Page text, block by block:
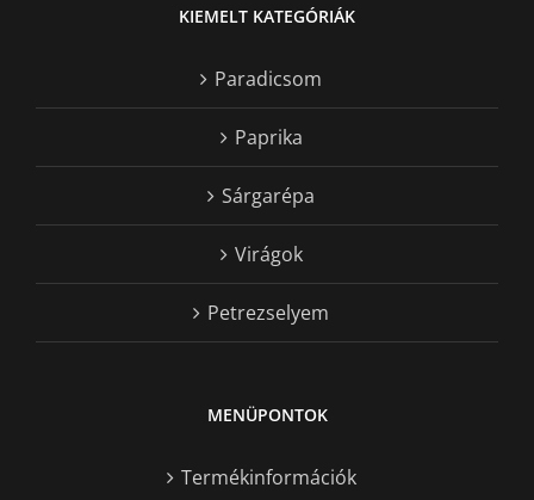
KIEMELT KATEGÓRIÁK
Paradicsom
Paprika
Sárgarépa
Virágok
Petrezselyem
MENÜPONTOK
Termékinformációk